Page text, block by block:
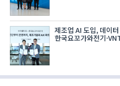
제조업 AI 도입, 데이
한국요꼬가와전기